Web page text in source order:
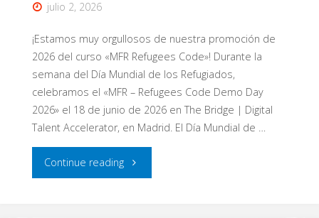
julio 2, 2026
¡Estamos muy orgullosos de nuestra promoción de
2026 del curso «MFR Refugees Code»! Durante la
semana del Día Mundial de los Refugiados,
celebramos el «MFR – Refugees Code Demo Day
2026» el 18 de junio de 2026 en The Bridge | Digital
Talent Accelerator, en Madrid. El Día Mundial de …
Continue reading"Refugees